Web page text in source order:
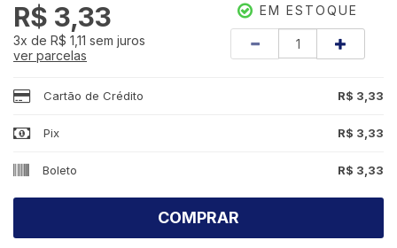
R$ 3,33
3x de R$ 1,11 sem juros
ver parcelas
EM ESTOQUE
Cartão de Crédito R$ 3,33
Pix R$ 3,33
Boleto R$ 3,33
COMPRAR